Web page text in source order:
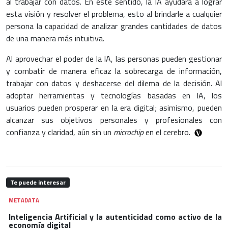
esta visión y resolver el problema, esto al brindarle a cualquier
persona la capacidad de analizar grandes cantidades de datos
de una manera más intuitiva.
Al aprovechar el poder de la IA, las personas pueden gestionar
y combatir de manera eficaz la sobrecarga de información,
trabajar con datos y deshacerse del dilema de la decisión. Al
adoptar herramientas y tecnologías basadas en IA, los
usuarios pueden prosperar en la era digital; asimismo, pueden
alcanzar sus objetivos personales y profesionales con
confianza y claridad, aún sin un microchipen el cerebro.
Te puede interesar
METADATA
Inteligencia Artificial y la autenticidad como activo de la
economía digital